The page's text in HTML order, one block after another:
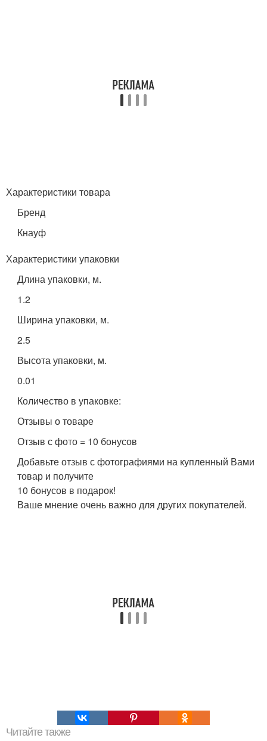
Характеристики товара
Бренд
Кнауф
Характеристики упаковки
Длина упаковки, м.
1.2
Ширина упаковки, м.
2.5
Высота упаковки, м.
0.01
Количество в упаковке:
Отзывы о товаре
Отзыв с фото = 10 бонусов
Добавьте отзыв с фотографиями на купленный Вами
товар и получите
10 бонусов в подарок!
Ваше мнение очень важно для других покупателей.
Читайте также